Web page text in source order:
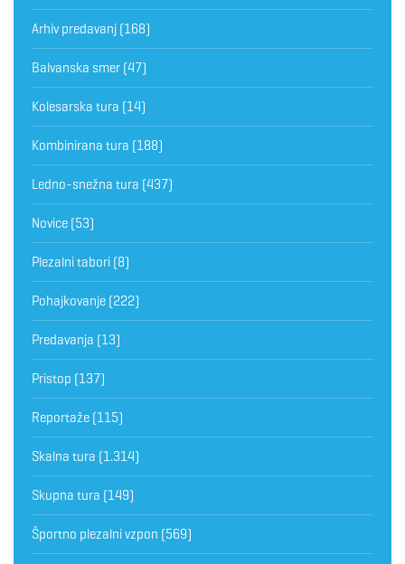
Arhiv predavanj (168)
Balvanska smer (47)
Kolesarska tura (14)
Kombinirana tura (188)
Ledno-snežna tura (437)
Novice (53)
Plezalni tabori (8)
Pohajkovanje (222)
Predavanja (13)
Pristop (137)
Reportaže (115)
Skalna tura (1.314)
Skupna tura (149)
Športno plezalni vzpon (569)